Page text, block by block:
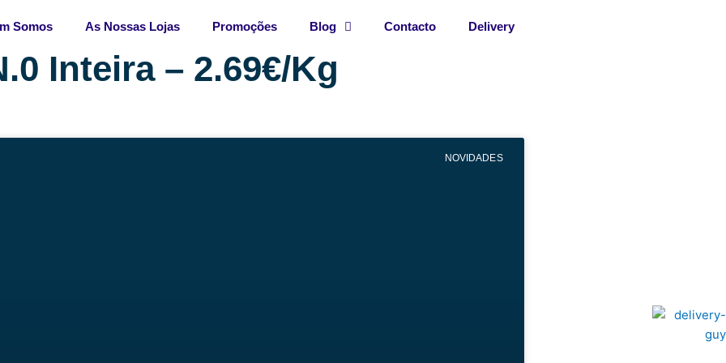
Somos As Nossas Lojas Promoções Blog Contacto Delivery
Inteira – 2.69€/Kg
NOVIDADES